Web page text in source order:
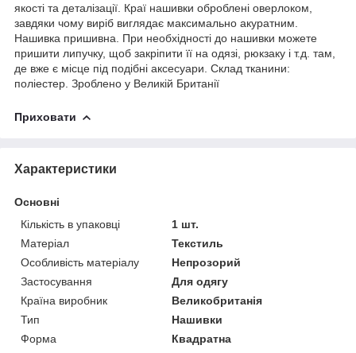
якості та деталізації. Краї нашивки оброблені оверлоком,
завдяки чому виріб виглядає максимально акуратним.
Нашивка пришивна. При необхідності до нашивки можете
пришити липучку, щоб закріпити її на одязі, рюкзаку і т.д. там,
де вже є місце під подібні аксесуари. Склад тканини:
поліестер. Зроблено у Великій Британії
Приховати
Характеристики
Основні
Кількість в упаковці
1 шт.
Матеріал
Текстиль
Особливість матеріалу
Непрозорий
Застосування
Для одягу
Країна виробник
Великобританія
Тип
Нашивки
Форма
Квадратна